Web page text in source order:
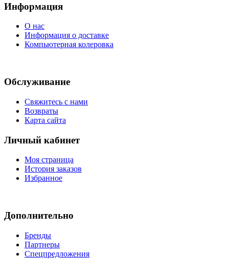
Информация
О нас
Информация о доставке
Компьютерная колеровка
Обслуживание
Свяжитесь с нами
Возвраты
Карта сайта
Личный кабинет
Моя страница
История заказов
Избранное
Дополнительно
Бренды
Партнеры
Спецпредложения